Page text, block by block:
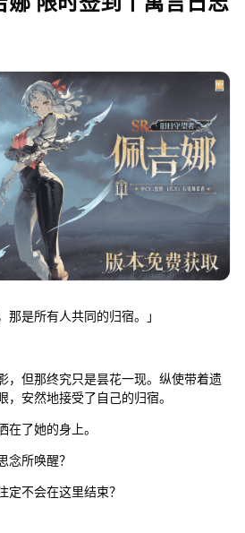
那是所有人共同的归宿。」
，但那终究只是昙花一现。纵使带着遗
安然地接受了自己的归宿。
了她的身上。
念所唤醒？
定不会在这里结束？